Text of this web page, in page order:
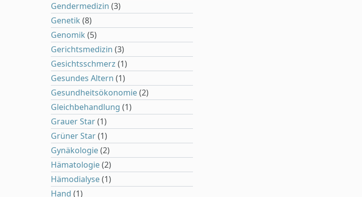
Gendermedizin (3)
Genetik (8)
Genomik (5)
Gerichtsmedizin (3)
Gesichtsschmerz (1)
Gesundes Altern (1)
Gesundheitsökonomie(2)
Gleichbehandlung (1)
Grauer Star(1)
Grüner Star(1)
Gynäkologie(2)
Hämatologie(2)
Hämodialyse(1)
Hand (1)